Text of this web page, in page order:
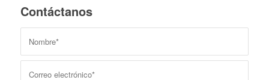
Contáctanos